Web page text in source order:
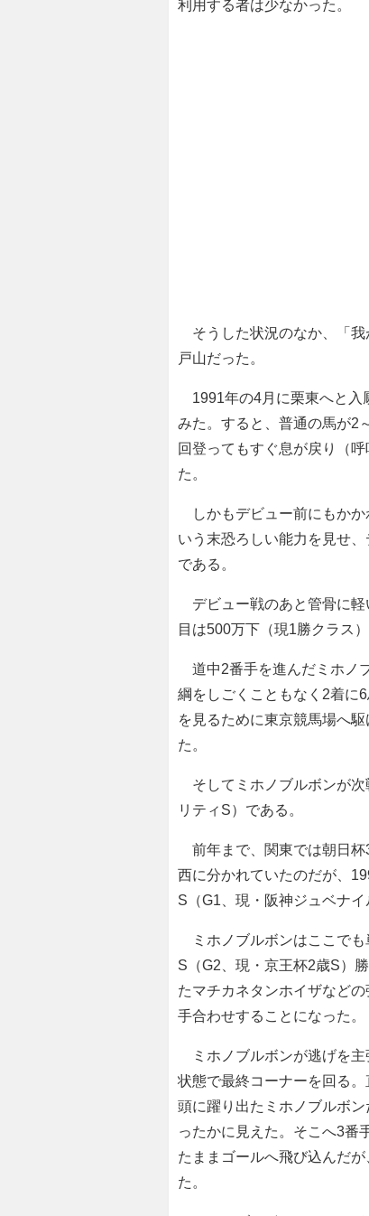
利用する者は少なかった。
そうした状況のなか、「我
戸山だった。
1991年の4月に栗東へと入
みた。すると、普通の馬が2
回登ってもすぐ息が戻り（
た。
しかもデビュー前にもかか
いう末恐ろしい能力を見せ
である。
デビュー戦のあと管骨に軽
目は500万下（現1勝クラス
道中2番手を進んだミホノ
綱をしごくこともなく2着に
を見るために東京競馬場へ
た。
そしてミホノブルボンが次
リティS）である。
前年まで、関東では朝日杯
西に分かれていたのだが、
S（G1、現・阪神ジュベナ
ミホノブルボンはここでも
S（G2、現・京王杯2歳S）
たマチカネタンホイザなど
手合わせすることになった。
ミホノブルボンが逃げを主
状態で最終コーナーを回る
頭に躍り出たミホノブルボ
ったかに見えた。そこへ3番
たままゴールへ飛び込んだ
た。